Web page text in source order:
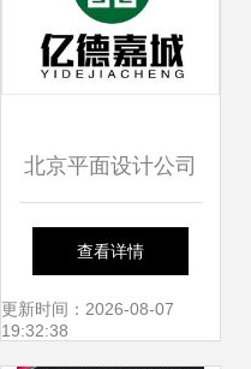
北京平面设计公司
品牌包装与宣传品
设计的高清案例图
查看详情
更新时间：2026-08-07
19:32:38